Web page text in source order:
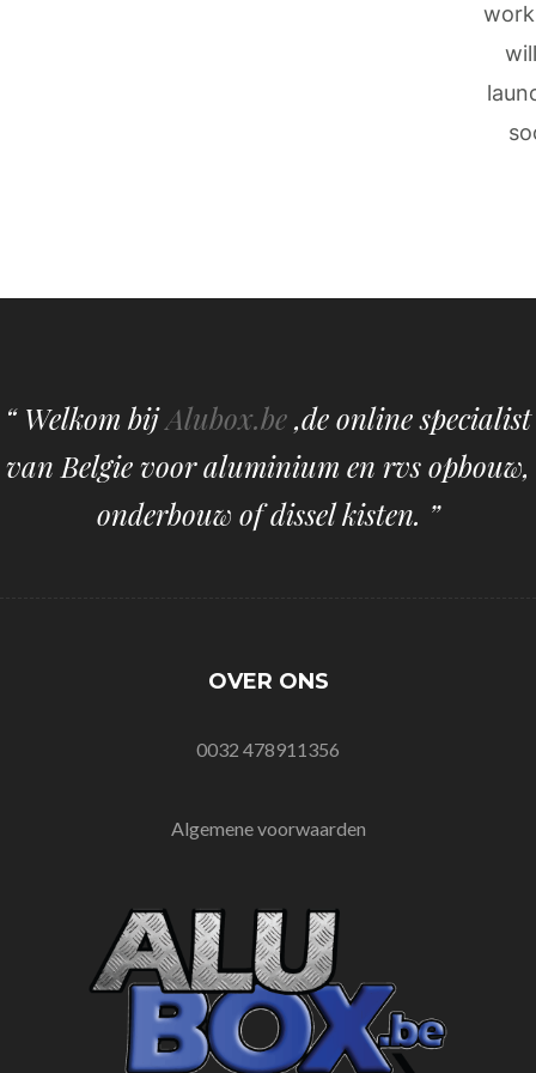
“ Welkom bijAlubox.be,de online specialist
van Belgie voor aluminium en rvs opbouw,
onderbouw of dissel kisten. ”
OVER ONS
0032 478911356
Algemene voorwaarden